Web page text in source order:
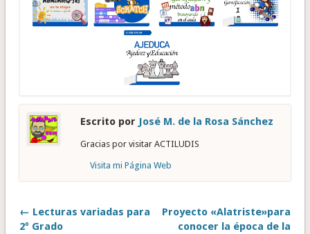
Escrito por José M. de la Rosa Sánchez
Gracias por visitar ACTILUDIS
Visita mi Página Web
← Lecturas variadas para
2º Grado
Proyecto «Alatriste»para
conocer la época de la